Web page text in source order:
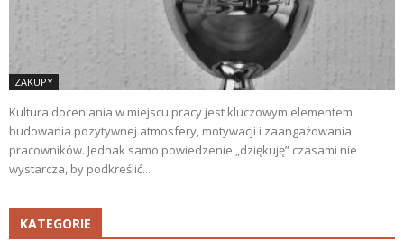
ZAKUPY
Kultura doceniania w miejscu pracy jest kluczowym elementem
budowania pozytywnej atmosfery, motywacji i zaangażowania
pracowników. Jednak samo powiedzenie „dziękuję” czasami nie
wystarcza, by podkreślić...
KATEGORIE